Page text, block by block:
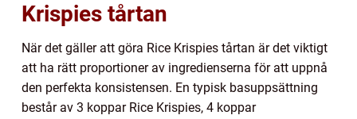
Krispies tårtan
När det gäller att göra Rice Krispies tårtan är det viktigt
att ha rätt proportioner av ingredienserna för att uppnå
den perfekta konsistensen. En typisk basuppsättning
består av 3 koppar Rice Krispies, 4 koppar